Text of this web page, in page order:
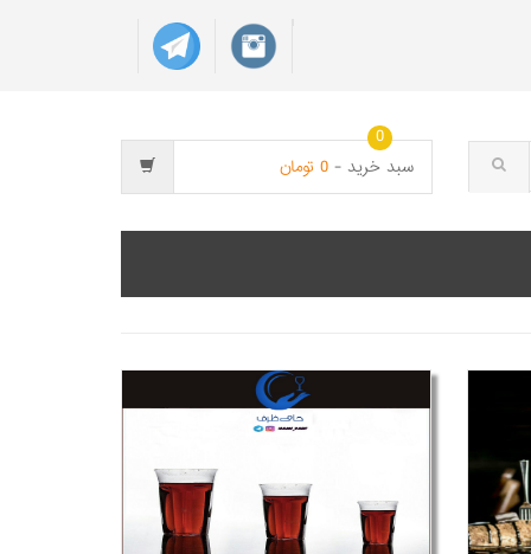
سبد خريد - 0 تومان
0